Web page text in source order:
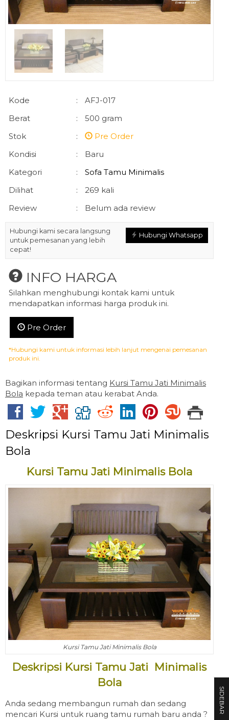
Kode :
AFJ-017
Berat
:
500 gram
Stok
:
Pre Order
Kondisi
:
Baru
Kategori
:
Sofa Tamu Minimalis
Dilihat
:
269 kali
Review
: Belum ada review
Hubungi Whatsapp
Hubungi kami secara langsung
untuk pemesanan yang lebih
cepat!
INFO HARGA
Silahkan menghubungi kontak kami untuk
mendapatkan informasi harga produk ini.
Pre Order
*Hubungi kami untuk informasi lebih lanjut mengenai pemesanan
produk ini.
Bagikan informasi tentang Kursi Tamu Jati Minimalis
Bola kepada teman atau kerabat Anda.
Deskripsi Kursi Tamu Jati Minimalis
Bola
Kursi Tamu Jati Minimalis Bola
Kursi Tamu Jati Minimalis Bola
Deskripsi Kursi Tamu Jati Minimalis
Bola
Anda sedang membangun rumah dan sedang
mencari Kursi untuk ruang tamu rumah baru anda ?
SIDEBAR